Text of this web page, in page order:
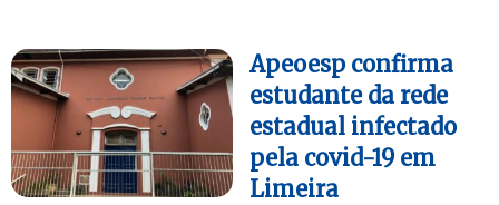
Apeoesp confirma
estudante da rede
estadual infectado
pela covid-19 em
Limeira